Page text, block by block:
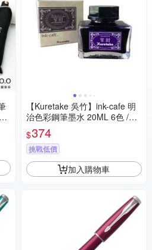
【Kuretake 吳竹】ink-cafe 明
治色彩鋼筆墨水 20ML 6色 /瓶
ECF160(日本品牌)
$374
挑戰低價
加入購物車